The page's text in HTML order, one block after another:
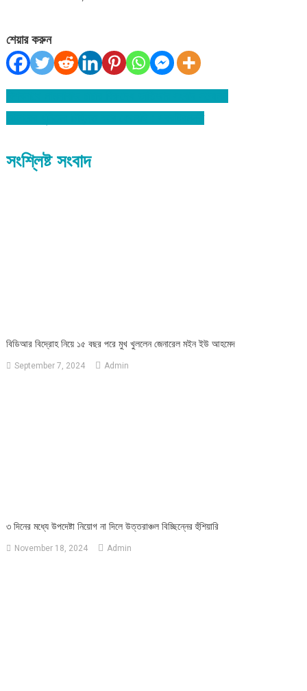
শেয়ার করুন
Post
সংশ্লিষ্ট সংবাদ
বিডিআর বিদ্রোহ নিয়ে ১৫ বছর পরে মুখ খুললেন জেনারেল মইন ইউ আহমেদ
September 7, 2024 Admin
৩ দিনের মধ্যে উপদেষ্টা নিয়োগ না দিলে উত্তরাঞ্চল বিচ্ছিন্নের হুঁশিয়ারি
November 18, 2024 Admin